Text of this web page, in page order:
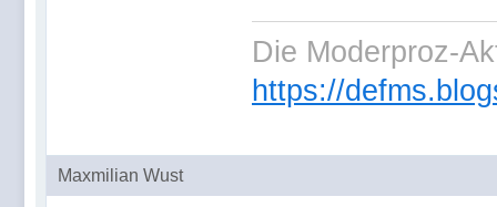
Die Moderproz-
https://
Maxmilian Wust